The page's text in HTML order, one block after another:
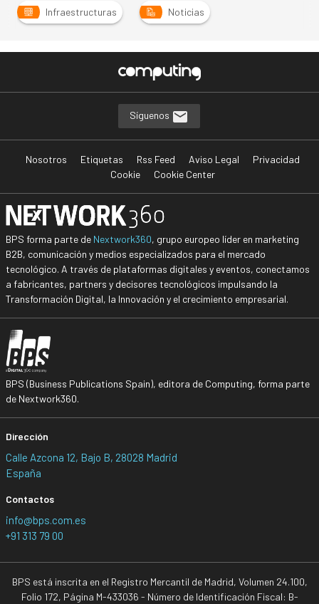
Infraestructuras Noticias
Síguenos
Nosotros Etiquetas Rss Feed Aviso Legal
Privacidad
Cookie
Cookie Center
BPS forma parte de Nextwork360, grupo europeo líder en marketing
B2B, comunicación y medios especializados para el mercado
tecnológico. A través de plataformas digitales y eventos, conectamos
a fabricantes, partners y decisores tecnológicos impulsando la
Transformación Digital, la Innovación y el crecimiento empresarial.
BPS (Business Publications Spain), editora de Computing, forma parte
de Nextwork360.
Dirección
Calle Azcona 12, Bajo B, 28028 Madrid
España
Contactos
info@bps.com.es
+91 313 79 00
BPS está inscrita en el Registro Mercantil de Madrid, Volumen 24.100,
Folio 172, Página M-433036 - Número de Identificación Fiscal: B-